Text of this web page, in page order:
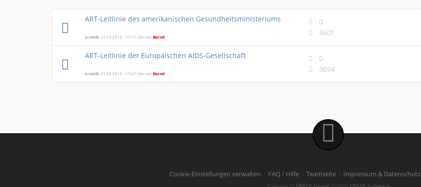
ART-Leitlinie des amerikanischen Gesundheitsministeriums
erstellt: 31.03.2010 - 17:11 Uhr vonBernd
0
3601
ART-Leitlinie der Europäischen AIDS-Gesellschaft
erstellt: 31.03.2010 - 17:07 Uhr vonBernd
0
3694
Cookie-Einstellungen verwalten · FAQ / Hilfe · Teamseite · Impressum & Datenschutz
Powered by CBACK Forum © 2026 CBACK Software